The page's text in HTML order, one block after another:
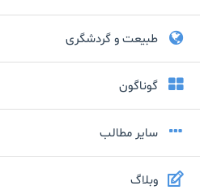
طبیعت و گردشگری
گوناگون
سایر مطالب
وبلاگ